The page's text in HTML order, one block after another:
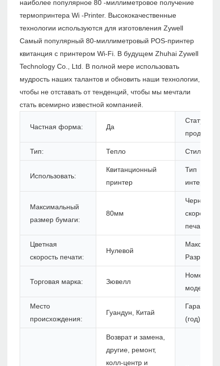
наиболее популярное 80 -миллиметровое получение
термопринтера Wi -Printer. Высококачественные
технологии используются для изготовления Zywell
Самый популярный 80-миллиметровый POS-принтер
квитанция с принтером Wi-Fi. В будущем Zhuhai Zywell
Technology Co., Ltd. В полной мере использовать
мудрость наших талантов и обновить наши технологии,
чтобы не отставать от тенденций, чтобы мы мечтали
стать всемирно известной компанией.
Частная форма: Да
Статус
продуктов:
Тип: Тепло Стиль:
Использовать:
Квитанционный
принтер
Тип
Максимальный
размер бумаги:
80мм
Черная
скорость
печати:
Цветная
скорость печати:
Нулевой
Максимум
Торговая марка: Зювелл
Номер
модели:
Место
происхождения:
Гуандун, Китай
Гарантия
(год):
Возврат и замена,
другие, ремонт,
колл-центр и